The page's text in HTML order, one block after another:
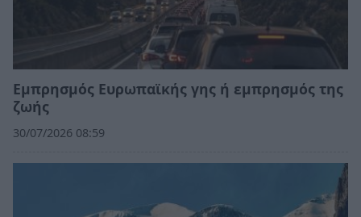
Εμπρησμός Ευρωπαϊκής γης ή εμπρησμός της
ζωής
30/07/2026 08:59